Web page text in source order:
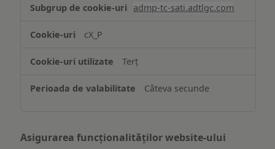
și/sau
informațiilor
pe
dispozitiv
admp-tc-sati.adtlgc.com
cX_P
Terț
Câteva secunde
Asigurarea funcționalităților website-ului